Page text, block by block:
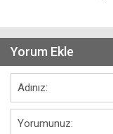
Yorum Ekle